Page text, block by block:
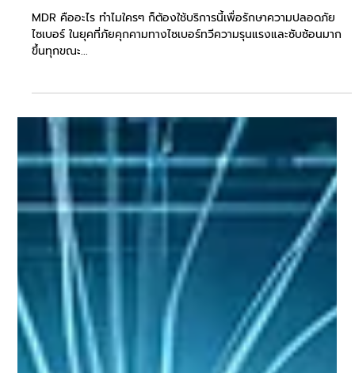
MDR คืออะไร? | ปกป้องธุรกิจของคุณจาก
ภัยไซเบอร์ด้วย MDR
MDR คืออะไร ทำไมใครๆ ก็ต้องใช้บริการนี้เพื่อรักษาความปลอดภัย
ไซเบอร์ ในยุคที่ภัยคุกคามทางไซเบอร์ทวีความรุนแรงและซับซ้อนมาก
ขึ้นทุกขณะ...